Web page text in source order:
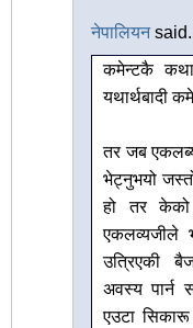
नेपालियन
कमेन्टकै
यथार्थबादी
तर जब
भेट्नुभयो
हो तर
एकलव्यजीले
उत्रिएकी
अवस्य पार्न
एउटा